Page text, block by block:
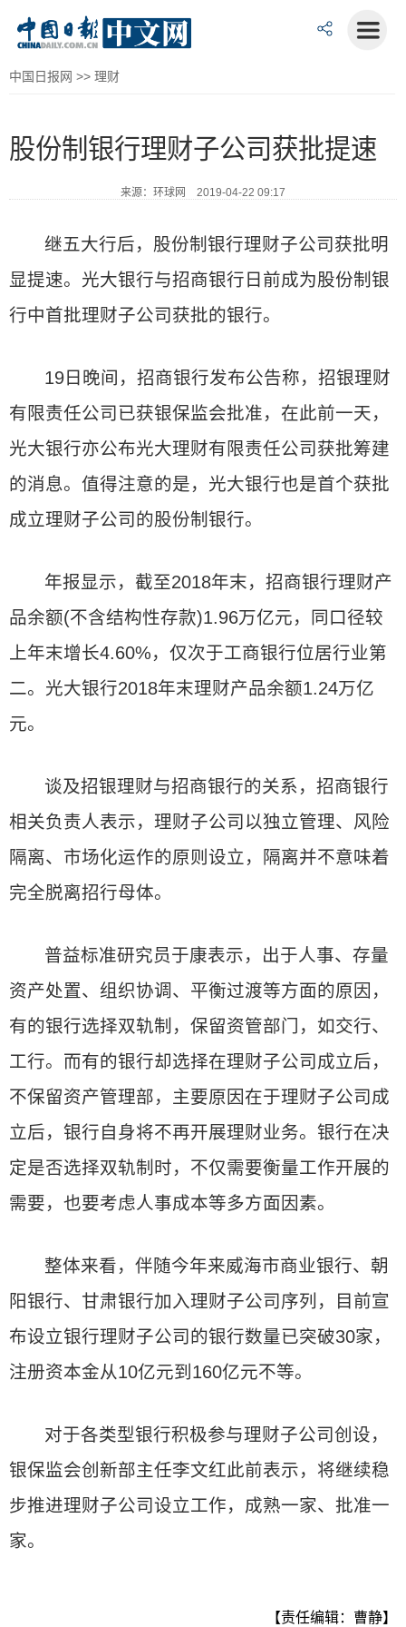
中国日报网 >> 理财
股份制银行理财子公司获批提速
来源：环球网 2019-04-22 09:17
继五大行后，股份制银行理财子公司获批明
显提速。光大银行与招商银行日前成为股份制银
行中首批理财子公司获批的银行。
19日晚间，招商银行发布公告称，招银理财
有限责任公司已获银保监会批准，在此前一天，
光大银行亦公布光大理财有限责任公司获批筹建
的消息。值得注意的是，光大银行也是首个获批
成立理财子公司的股份制银行。
年报显示，截至2018年末，招商银行理财产
品余额(不含结构性存款)1.96万亿元，同口径较
上年末增长4.60%，仅次于工商银行位居行业第
二。光大银行2018年末理财产品余额1.24万亿
元。
谈及招银理财与招商银行的关系，招商银行
相关负责人表示，理财子公司以独立管理、风险
隔离、市场化运作的原则设立，隔离并不意味着
完全脱离招行母体。
普益标准研究员于康表示，出于人事、存量
资产处置、组织协调、平衡过渡等方面的原因，
有的银行选择双轨制，保留资管部门，如交行、
工行。而有的银行却选择在理财子公司成立后，
不保留资产管理部，主要原因在于理财子公司成
立后，银行自身将不再开展理财业务。银行在决
定是否选择双轨制时，不仅需要衡量工作开展的
需要，也要考虑人事成本等多方面因素。
整体来看，伴随今年来威海市商业银行、朝
阳银行、甘肃银行加入理财子公司序列，目前宣
布设立银行理财子公司的银行数量已突破30家，
注册资本金从10亿元到160亿元不等。
对于各类型银行积极参与理财子公司创设，
银保监会创新部主任李文红此前表示，将继续稳
步推进理财子公司设立工作，成熟一家、批准一
家。
【责任编辑：曹静】